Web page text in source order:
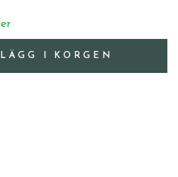
LÄGG I KORGEN